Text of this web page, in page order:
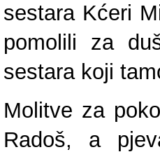
sestara Kćeri
pomolili za
sestara koji
Molitve za
Radoš, a